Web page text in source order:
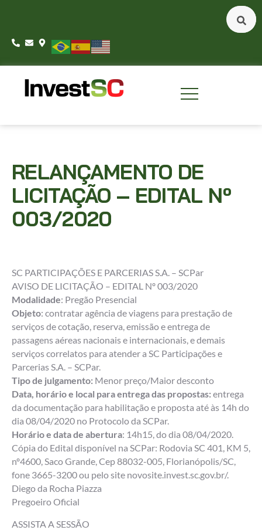
RELANÇAMENTO DE
LICITAÇÃO – EDITAL Nº
003/2020
SC PARTICIPAÇÕES E PARCERIAS S.A. – SCPar
AVISO DE LICITAÇÃO – EDITAL Nº 003/2020
Modalidade: Pregão Presencial
Objeto: contratar agência de viagens para prestação de
serviços de cotação, reserva, emissão e entrega de
passagens aéreas nacionais e internacionais, e demais
serviços correlatos para atender a SC Participações e
Parcerias S.A. – SCPar.
Tipo de julgamento: Menor preço/Maior desconto
Data, horário e local para entrega das propostas: entrega
da documentação para habilitação e proposta até às 14h do
dia 08/04/2020 no Protocolo da SCPar.
Horário e data de abertura: 14h15, do dia 08/04/2020.
Cópia do Edital disponível na SCPar: Rodovia SC 401, KM 5,
nº4600, Saco Grande, Cep 88032-005, Florianópolis/SC,
fone 3665-3200 ou pelo site novosite.invest.sc.gov.br/.
Diego da Rocha Piazza
Pregoeiro Oficial
ASSISTA A SESSÃO